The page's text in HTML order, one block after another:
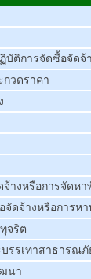
บัติการจัดซื้อจัดจ้
กวดราคา
างหรือการจัดหา
จัดจ้างหรือการห
จริต
รรเทาสาธารณภั
นา